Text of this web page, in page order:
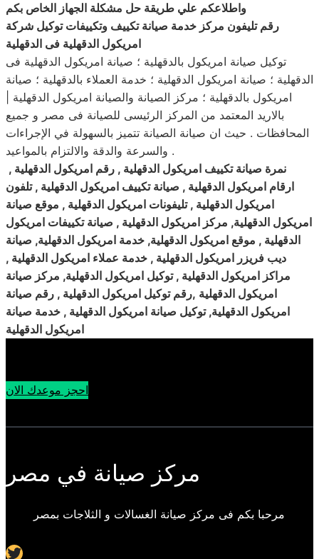
واطلاعكم علي طريقة حل مشكلة الجهاز الخاص بكم
رقم تليفون مركز خدمة صيانة تكييف وتكييفات توكيل شركة
امريكول الدقهلية فى الدقهلية
توكيل صيانة امريكول بالدقهلية ؛ صيانة امريكول الدقهلية فى
الدقهلية ؛ صيانة امريكول الدقهلية ؛ خدمة العملاء بالدقهلية ؛ صيانة
امريكول بالدقهلية ؛ مركز الصيانة والصيانة امريكول الدقهلية |
بالاريد المعتمد من المركز الرئيسى للصيانة فى مصر و جميع
المحافظات . حيث ان صيانة الصيانة تتميز بالسهولة في الإجراءات
والسرعة والدقة والالتزام بالمواعيد .
نمرة صيانة تكييف امريكول الدقهلية , رقم امريكول الدقهلية ,
ارقام امريكول الدقهلية , صيانة تكييف امريكول الدقهلية , تلفون
امريكول الدقهلية , تليفونات امريكول الدقهلية , موقع صيانة
امريكول الدقهلية, مركز امريكول الدقهلية , صيانة تكييفات امريكول
الدقهلية , موقع امريكول الدقهلية, خدمة امريكول الدقهلية, صيانة
ديب فريزر امريكول الدقهلية , خدمة عملاء امريكول الدقهلية ,
مراكز امريكول الدقهلية , توكيل امريكول الدقهلية, مركز صيانة
امريكول الدقهلية ,رقم توكيل امريكول الدقهلية , رقم صيانة
امريكول الدقهلية, توكيل صيانة امريكول الدقهلية , خدمة صيانة
امريكول الدقهلية
احجز موعدك الان
مركز صيانة في مصر
مرحبا بكم فى مركز صيانة الغسالات و الثلاجات بمصر
Twitter